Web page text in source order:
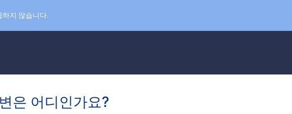
지 않습니다.
은 어디인가요?